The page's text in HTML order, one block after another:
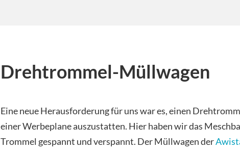
Drehtrommel-Müllwagen
Eine neue Herausforderung für uns war es, einen
einer Werbeplane auszustatten. Hier haben wir das
Trommel gespannt und verspannt. Der Müllwagen der